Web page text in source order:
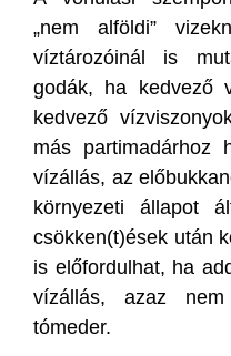
„nem alföldi”
víztározóinál is
godák, ha kedvező
kedvező
más partimadárhoz
vízállás, az
környezeti állapot
csökken(t)ések után
is előfordulhat, ha
vízállás, azaz
tómeder.